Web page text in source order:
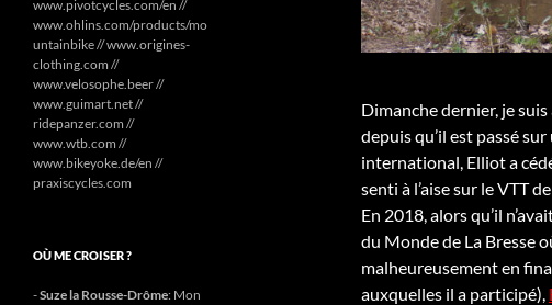
Dimanche dernier, je
depuis qu’il est passé
international, Elliot a
senti à l’aise sur le VTT
En 2018, alors qu’il
du Monde de La Bresse
malheureusement en
auxquelles il a participé),
www.pivotcycles.com/en //
www.ohlins.com/products/mo
untainbike // www.origines-
clothing.com //
www.velosophe.beer //
www.guimart.net //
ridepanzer.com //
www.wtb.com //
www.bikeyoke.de/en //
praxiscycles.com
OÙ ME CROISER ?
-Suze la Rousse-Drôme: Mon